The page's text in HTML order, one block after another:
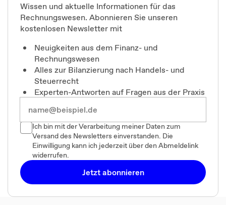
Wissen und aktuelle Informationen für das
Rechnungswesen. Abonnieren Sie unseren
kostenlosen Newsletter mit
Neuigkeiten aus dem Finanz- und
Rechnungswesen
Alles zur Bilanzierung nach Handels- und
Steuerrecht
Experten-Antworten auf Fragen aus der Praxis
Ich bin mit der Verarbeitung meiner Daten zum
Versand des Newsletters einverstanden. Die
Einwilligung kann ich jederzeit über den Abmeldelink
widerrufen.
Jetzt abonnieren